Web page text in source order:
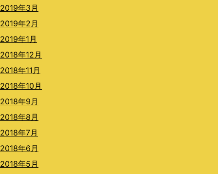
2019年3月
2019年2月
2019年1月
2018年12月
2018年11月
2018年10月
2018年9月
2018年8月
2018年7月
2018年6月
2018年5月